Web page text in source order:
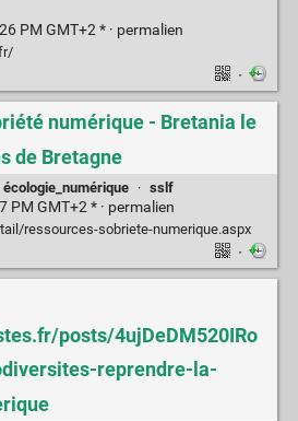
PM GMT+2 * · permalien
·
numérique - Bretania le
de Bretagne
écologie_numérique · sslf
PM GMT+2 * · permalien
ressources-sobriete-numerique.aspx
·
posts/4ujDeDM520IRo
reprendre-la-